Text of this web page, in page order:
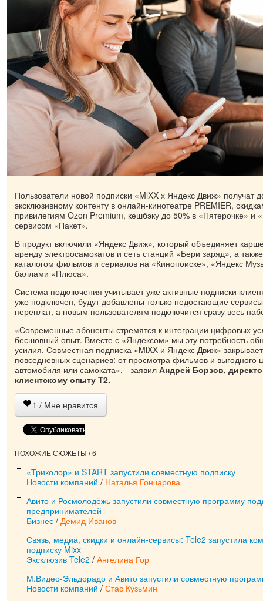
Пользователи новой подписки «MiXX х Яндекс Движ» получат
эксклюзивному контенту в онлайн-кинотеатре PREMIER,
привилегиям Ozon Premium, кешбэку до 50% в «Пятерочке» и
сервисом «Пакет».
В продукт включили «Яндекс Движ», который объединяет
аренду электросамокатов и сеть станций «Бери заряд», а
каталогом фильмов и сериалов на «Кинопоиске», «Яндекс
баллами «Плюса».
Система подключения учитывает уже активные подписки
уже подключен, будут добавлены только недостающие
переплат, а новым пользователям подключится сразу весь
«Современные абоненты стремятся к интеграции цифровых
бесшовный опыт. Вместе с «Яндексом» мы эту потребность
усилия. Совместная подписка «MiXX и Яндекс Движ»
повседневных сценариев: от просмотра фильмов и выгодного
автомобиля или самоката», - заявил Андрей Борзов,
клиентскому опыту T2.
1 / Мне нравится
ПОХОЖИЕ СЮЖЕТЫ / 6
«Триколор» и START запустили совместную подписку
Новости компаний / Наталья Гончарова
Авито и Росмолодёжь запустили совместную программу
предпринимателей
Бизнес / Демид Иванов
Связь, медиа, скидки и онлайн-сервисы: Tele2 запустила
подписку Mixx
Эксклюзив Tele2 / Ангелина Гор
М.Видео-Эльдорадо и Авито запустили совместную
Новости компаний / Стас Кузьмин